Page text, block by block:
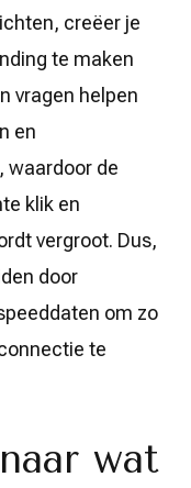
creëer je
te maken
vragen helpen
en
waardoor de
klik en
vergroot. Dus,
door
om zo
te
wat